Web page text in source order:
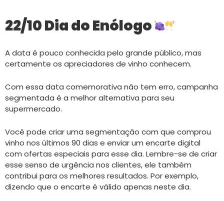
22/10 Dia do Enólogo
A data é pouco conhecida pelo grande público, mas
certamente os apreciadores de vinho conhecem.
Com essa data comemorativa não tem erro, campanha
segmentada é a melhor alternativa para seu
supermercado.
Você pode criar uma segmentação com que comprou
vinho nos últimos 90 dias e enviar um encarte digital
com ofertas especiais para esse dia. Lembre-se de criar
esse senso de urgência nos clientes, ele também
contribui para os melhores resultados. Por exemplo,
dizendo que o encarte é válido apenas neste dia.